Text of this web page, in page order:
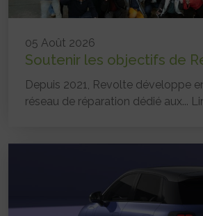
05 Août 2026
Soutenir les objectifs de
Depuis 2021, Revolte développe
réseau de réparation dédié aux...